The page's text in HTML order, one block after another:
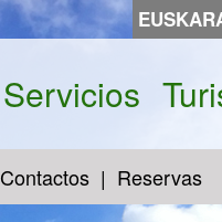
Servicios
Contactos Reservas